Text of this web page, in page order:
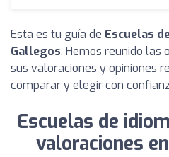
Esta es tu guía de Escuelas
Gallegos. Hemos reunido las
sus valoraciones y opiniones
comparar y elegir con
Escuelas de
valoraciones